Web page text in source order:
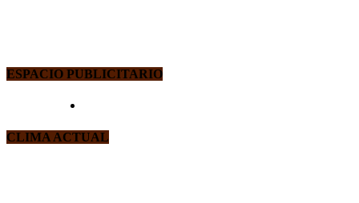
ESPACIO PUBLICITARIO
CLIMA ACTUAL